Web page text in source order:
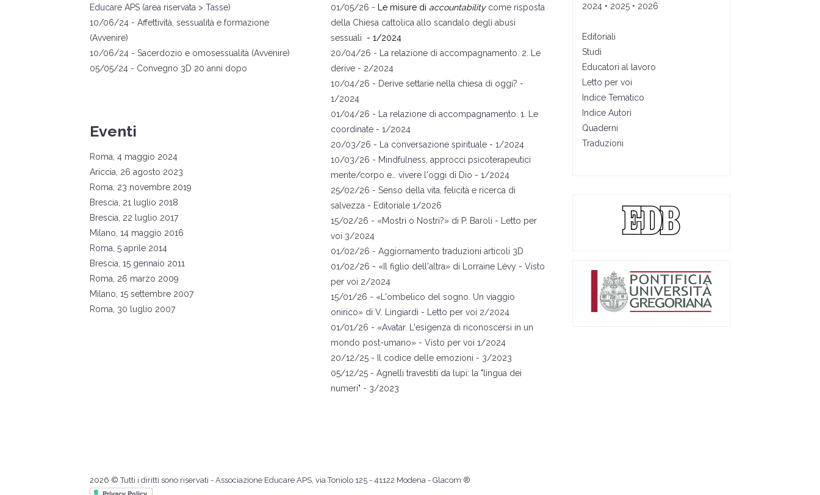
Educare APS (area riservata > Tasse)
10/06/24 - Affettività, sessualità e formazione
(Avvenire)
10/06/24 - Sacerdozio e omosessualità (Avvenire)
05/05/24 - Convegno 3D 20 anni dopo
Eventi
Roma, 4 maggio 2024
Ariccia, 26 agosto 2023
Roma, 23 novembre 2019
Brescia, 21 luglio 2018
Brescia, 22 luglio 2017
Milano, 14 maggio 2016
Roma, 5 aprile 2014
Brescia, 15 gennaio 2011
Roma, 26 marzo 2009
Milano, 15 settembre 2007
Roma, 30 luglio 2007
01/05/26 -
Le misure di accountabilitycome risposta
della Chiesa cattolica allo scandalo degli abusi
sessuali - 1/2024
20/04/26 -
La relazione di accompagnamento. 2. Le
derive - 2/2024
10/04/26 - Derive settarie nella chiesa di oggi? -
1/2024
01/04/26 -
La relazione di accompagnamento. 1. Le
coordinate - 1/2024
20/03/26 -
La conversazione spirituale - 1/2024
10/03/26 - Mindfulness, approcci psicoterapeutici
mente/corpo e… vivere l'oggi di Dio - 1/2024
25/02/26 -Senso della vita, felicità e ricerca di
salvezza - Editoriale 1/2026
15/02/26 - «Mostri o Nostri?» di P. Baroli - Letto per
voi 3/2024
01/02/26 -Aggiornamento traduzioni articoli 3D
01/02/26 - « Il figlio dell'altra» di Lorraine Lévy - Visto
per voi 2/2024
15/01/26 - « 'ombelico del sogno. Un viaggio
onirico» di V. Lingiardi - Letto per voi 2/2024
01/01/26 - «Avatar. L'esigenza di riconoscersi in un
mondo post-umano» - Visto per voi 1/2024
20/12/25 - Il codice delle emozioni - 3/2023
05/12/25 -Agnelli travestiti da lupi: la "lingua dei
numeri" - 3/2023
2024• 2025• 2026
Editoriali
Studi
Educatori al lavoro
Letto per voi
Indice Tematico
Indice Autori
Quaderni
Traduzioni
2026 © Tutti i diritti sono riservati - Associazione Educare APS, via Toniolo 125 - 41122 Modena - Glacom ®